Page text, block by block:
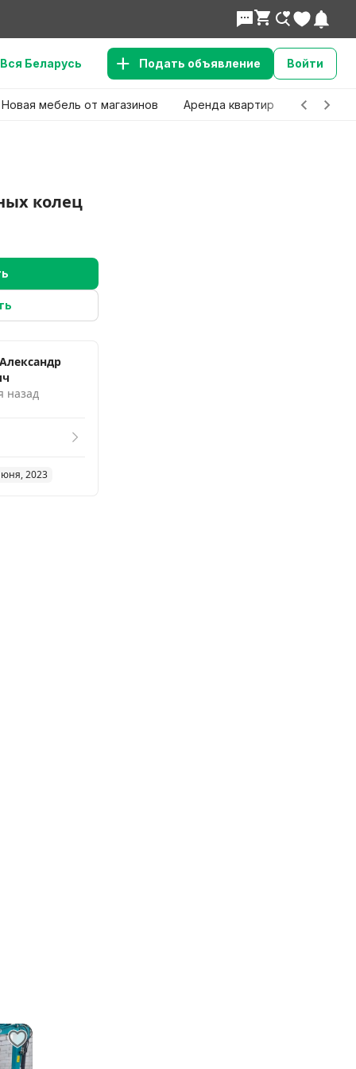
Вся Беларусь Подать объявление Войти
Новая мебель от магазинов Аренда квартир Детские
колец
назад
2023